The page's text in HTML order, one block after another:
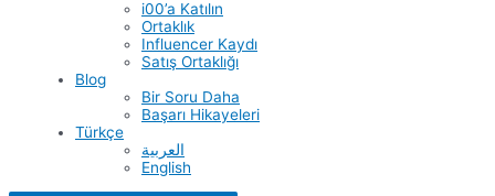
i00’a Katılın
Ortaklık
Influencer Kaydı
Satış Ortaklığı
Blog
Bir Soru Daha
Başarı Hikayeleri
Türkçe
العربية
English